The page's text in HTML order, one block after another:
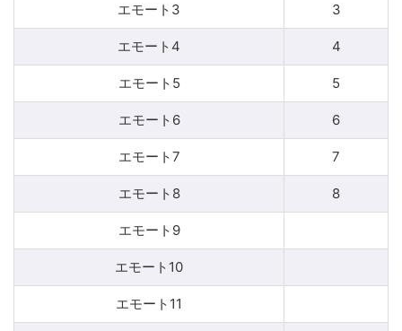
エモート3 3
エモート4 4
エモート5 5
エモート6 6
エモート7 7
エモート8 8
エモート9
エモート10
エモート11